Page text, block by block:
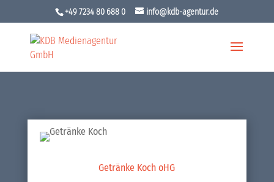
+49 7234 80 688 0 info@kdb-agentur.de
Getränke Koch oHG